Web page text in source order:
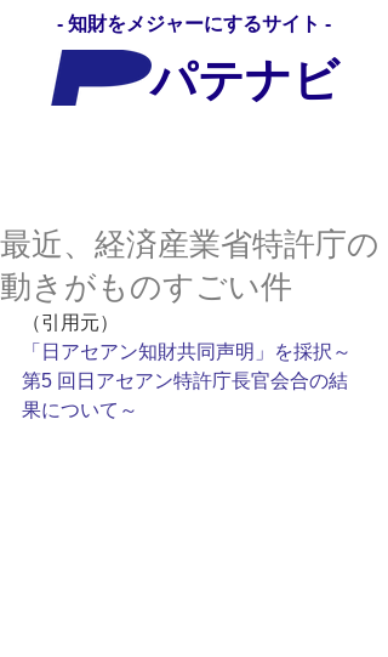
- 知財をメジャーにするサイト -
パテナビ
最近、経済産業省特許庁の
動きがものすごい件
（引用元）
「日アセアン知財共同声明」を採択～
第5 回日アセアン特許庁長官会合の結
果について～